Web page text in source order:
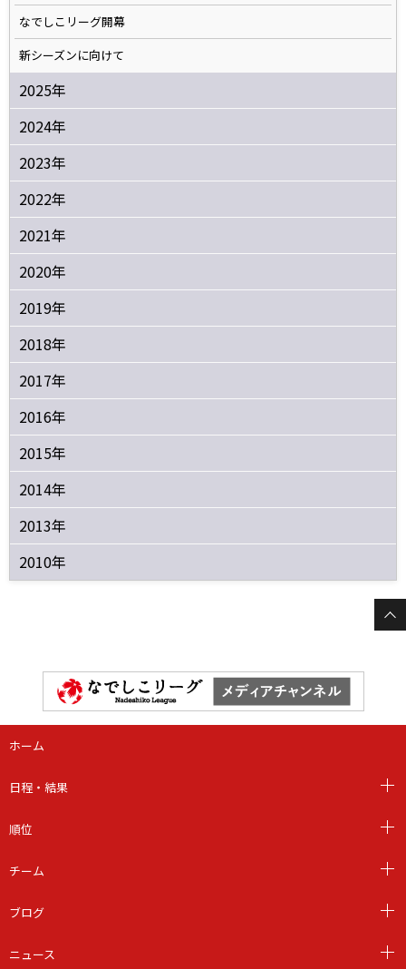
なでしこリーグ開幕
新シーズンに向けて
2025年
2024年
2023年
2022年
2021年
2020年
2019年
2018年
2017年
2016年
2015年
2014年
2013年
2010年
ホーム
日程・結果
順位
チーム
ブログ
ニュース